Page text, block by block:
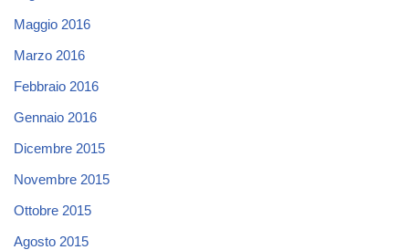
Maggio 2016
Marzo 2016
Febbraio 2016
Gennaio 2016
Dicembre 2015
Novembre 2015
Ottobre 2015
Agosto 2015